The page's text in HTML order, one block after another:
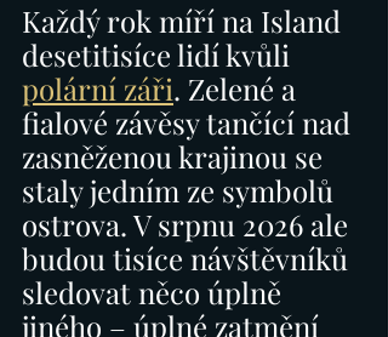
Každý rok míří na Island
desetitisíce lidí kvůli
polární záři. Zelené a
fialové závěsy tančící nad
zasněženou krajinou se
staly jedním ze symbolů
ostrova. V srpnu 2026 ale
budou tisíce návštěvníků
sledovat něco úplně
jiného – úplné zatmění